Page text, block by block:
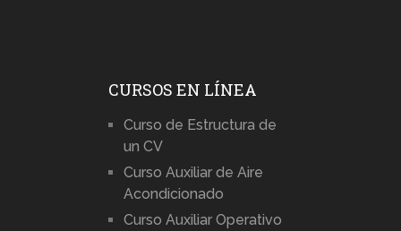
CURSOS EN LÍNEA
Curso de Estructura de
un CV
Curso Auxiliar de Aire
Acondicionado
Curso Auxiliar Operativo